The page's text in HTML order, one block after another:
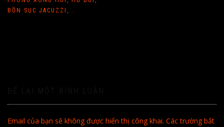
hướng
BỒN SỤC JACUZZI,..
Email của bạn sẽ không được hiển thị công khai. Các trường bắt